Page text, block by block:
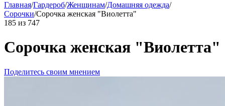
Главная/Гардероб/Женщинам/Домашняя одежда/
Сорочки/Сорочка женская "Виолетта"
185 из 747
Сорочка женская "Виолетта"
Поделитесь своим мнением